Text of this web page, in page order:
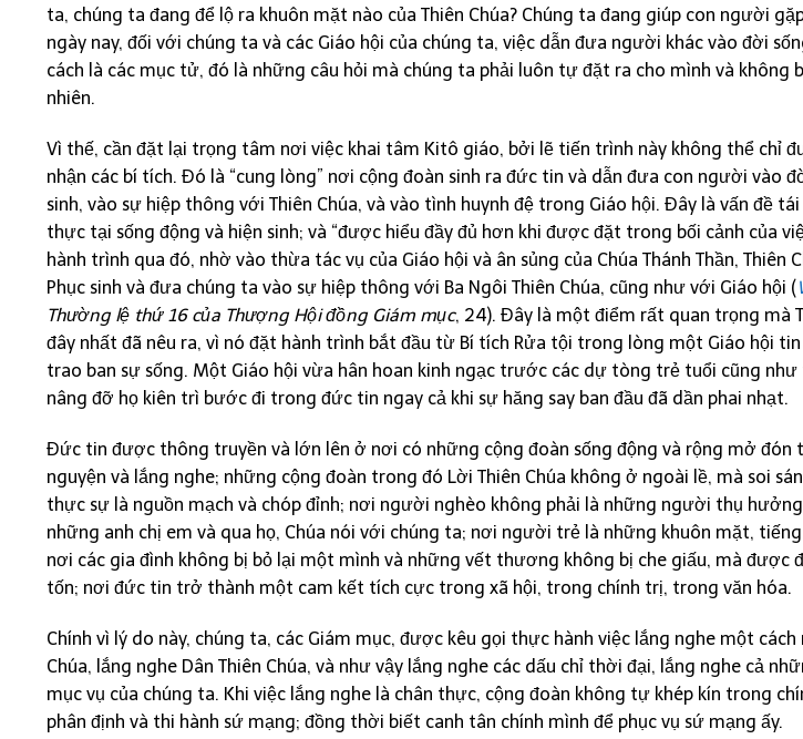
ta, chúng ta đang để lộ ra khuôn mặt nào của Thiên Chúa? Chúng ta đang giúp con người
ngày nay, đối với chúng ta và các Giáo hội của chúng ta, việc dẫn đưa người khác vào đời
cách là các mục tử, đó là những câu hỏi mà chúng ta phải luôn tự đặt ra cho mình và không
nhiên.
Vì thế, cần đặt lại trọng tâm nơi việc khai tâm Kitô giáo, bởi lẽ tiến trình này không thể chỉ
nhận các bí tích. Đó là “cung lòng” nơi cộng đoàn sinh ra đức tin và dẫn đưa con người vào
sinh, vào sự hiệp thông với Thiên Chúa, và vào tình huynh đệ trong Giáo hội. Đây là vấn đề
thực tại sống động và hiện sinh; và “được hiểu đầy đủ hơn khi được đặt trong bối cảnh của
hành trình qua đó, nhờ vào thừa tác vụ của Giáo hội và ân sủng của Chúa Thánh Thần, Thiên
Phục sinh và đưa chúng ta vào sự hiệp thông với Ba Ngôi Thiên Chúa, cũng như với Giáo hội (
Thường lệ thứ 16 của Thượng Hội đồng Giám mục, 24). Đây là một điểm rất quan trọng mà
đây nhất đã nêu ra, vì nó đặt hành trình bắt đầu từ Bí tích Rửa tội trong lòng một Giáo hội
trao ban sự sống. Một Giáo hội vừa hân hoan kinh ngạc trước các dự tòng trẻ tuổi cũng
nâng đỡ họ kiên trì bước đi trong đức tin ngay cả khi sự hăng say ban đầu đã dần phai nhạt.
Đức tin được thông truyền và lớn lên ở nơi có những cộng đoàn sống động và rộng mở đón
nguyện và lắng nghe; những cộng đoàn trong đó Lời Thiên Chúa không ở ngoài lề, mà soi
thực sự là nguồn mạch và chóp đỉnh; nơi người nghèo không phải là những người thụ
những anh chị em và qua họ, Chúa nói với chúng ta; nơi người trẻ là những khuôn mặt,
nơi các gia đình không bị bỏ lại một mình và những vết thương không bị che giấu, mà được
tốn; nơi đức tin trở thành một cam kết tích cực trong xã hội, trong chính trị, trong văn hóa.
Chính vì lý do này, chúng ta, các Giám mục, được kêu gọi thực hành việc lắng nghe một
Chúa, lắng nghe Dân Thiên Chúa, và như vậy lắng nghe các dấu chỉ thời đại, lắng nghe cả
mục vụ của chúng ta. Khi việc lắng nghe là chân thực, cộng đoàn không tự khép kín trong
phân định và thi hành sứ mạng; đồng thời biết canh tân chính mình để phục vụ sứ mạng ấy.